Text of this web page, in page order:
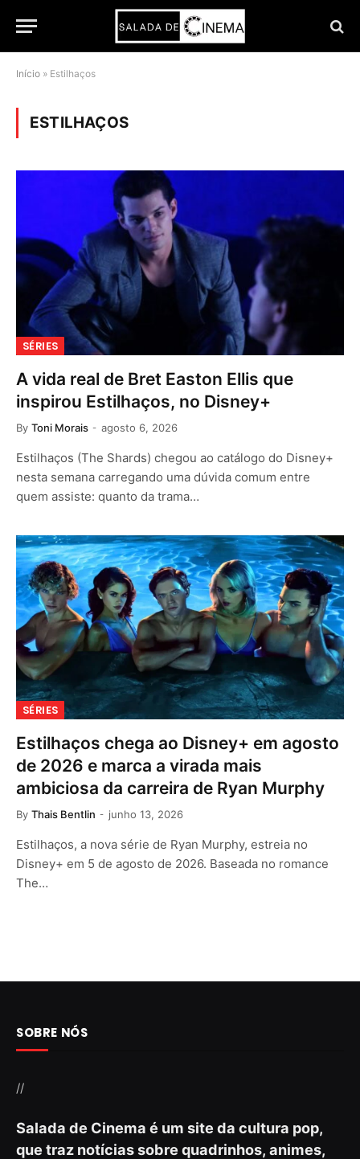
Início » Estilhaços
ESTILHAÇOS
SÉRIES
A vida real de Bret Easton Ellis que
inspirou Estilhaços, no Disney+
By Toni Morais agosto 6, 2026
Estilhaços (The Shards) chegou ao catálogo do Disney+
nesta semana carregando uma dúvida comum entre
quem assiste: quanto da trama…
SÉRIES
Estilhaços chega ao Disney+ em agosto
de 2026 e marca a virada mais
ambiciosa da carreira de Ryan Murphy
By Thais Bentlin junho 13, 2026
Estilhaços, a nova série de Ryan Murphy, estreia no
Disney+ em 5 de agosto de 2026. Baseada no romance
The…
SOBRE NÓS
//
Salada de Cinema é um site da cultura pop,
que traz notícias sobre quadrinhos, animes,